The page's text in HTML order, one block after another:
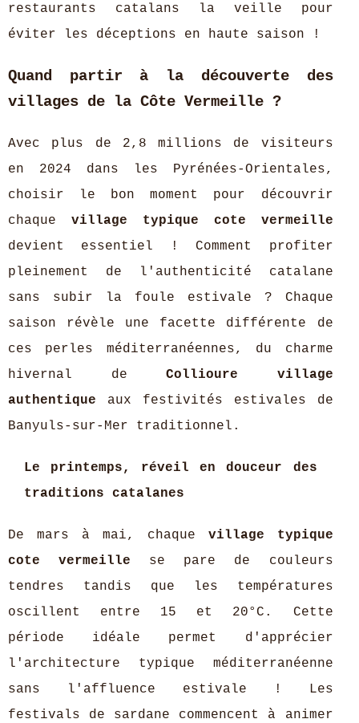
restaurants catalans la veille pour
éviter les déceptions en haute saison !
Quand partir à la découverte des
villages de la Côte Vermeille ?
Avec plus de 2,8 millions de visiteurs
en 2024 dans les Pyrénées-Orientales,
choisir le bon moment pour découvrir
chaque village typique cote vermeille
devient essentiel ! Comment profiter
pleinement de l'authenticité catalane
sans subir la foule estivale ? Chaque
saison révèle une facette différente de
ces perles méditerranéennes, du charme
hivernal deCollioure village
authentique aux festivités estivales de
Banyuls-sur-Mer traditionnel.
Le printemps, réveil en douceur des
traditions catalanes
De mars à mai, chaque village typique
cote vermeille se pare de couleurs
tendres tandis que les températures
oscillent entre 15 et 20°C. Cette
période idéale permet d'apprécier
l'architecture typique méditerranéenne
sans l'affluence estivale ! Les
festivals de sardane commencent à animer